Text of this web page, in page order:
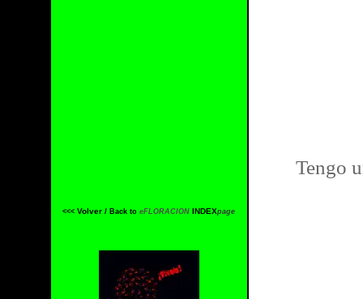
<<< Volver / Back to eFLORACION INDEXpage
Tengo